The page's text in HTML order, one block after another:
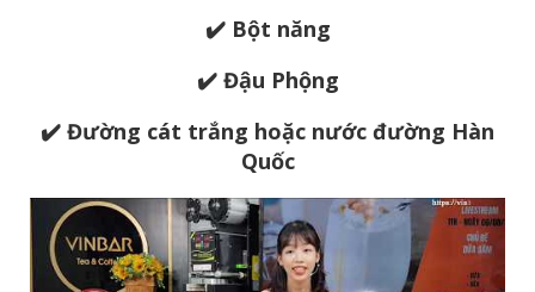
✔️ Bột năng
✔️ Đậu Phộng
✔️ Đường cát trắng hoặc nước đường Hàn
Quốc